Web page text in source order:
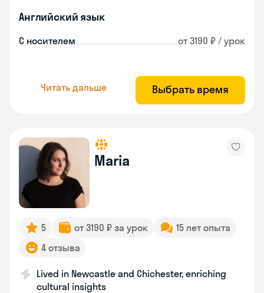
Английский язык
С носителем от 3190 ₽ / урок
Читать дальше Выбрать время
Maria
5 от 3190 ₽ за урок
15 лет опыта
4 отзыва
Lived in Newcastle and Chichester, enriching
cultural insights